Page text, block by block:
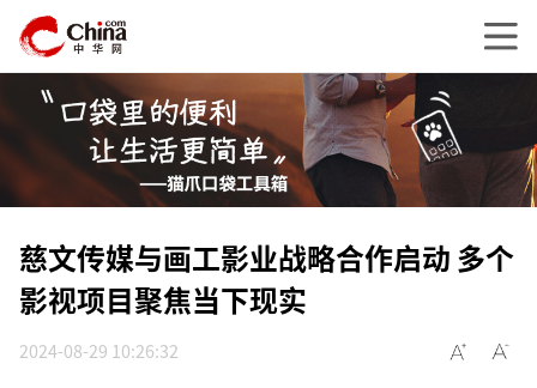
慈文传媒与画工影业战略合作启动 多个
影视项目聚焦当下现实
2024-08-29 10:26:32